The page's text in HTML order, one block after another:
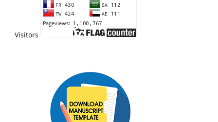
Visitors